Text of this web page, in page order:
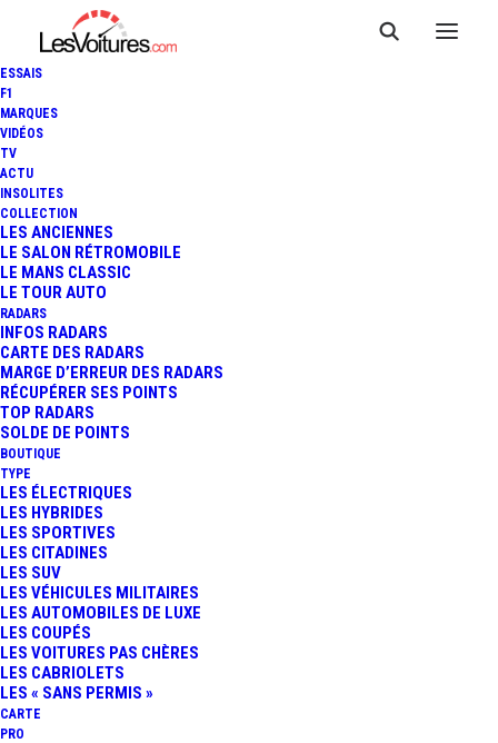
ESSAIS
F1
MARQUES
VIDÉOS
TV
ACTU
INSOLITES
COLLECTION
LES ANCIENNES
LE SALON RÉTROMOBILE
LE MANS CLASSIC
LE TOUR AUTO
RADARS
INFOS RADARS
CARTE DES RADARS
MARGE D’ERREUR DES RADARS
RÉCUPÉRER SES POINTS
TOP RADARS
SOLDE DE POINTS
BOUTIQUE
TYPE
LES ÉLECTRIQUES
LES HYBRIDES
LES SPORTIVES
LES CITADINES
LES SUV
LES VÉHICULES MILITAIRES
LES AUTOMOBILES DE LUXE
LES COUPÉS
LES VOITURES PAS CHÈRES
LES CABRIOLETS
LES « SANS PERMIS »
CARTE
PRO
Informations
Catégorie
Adresse